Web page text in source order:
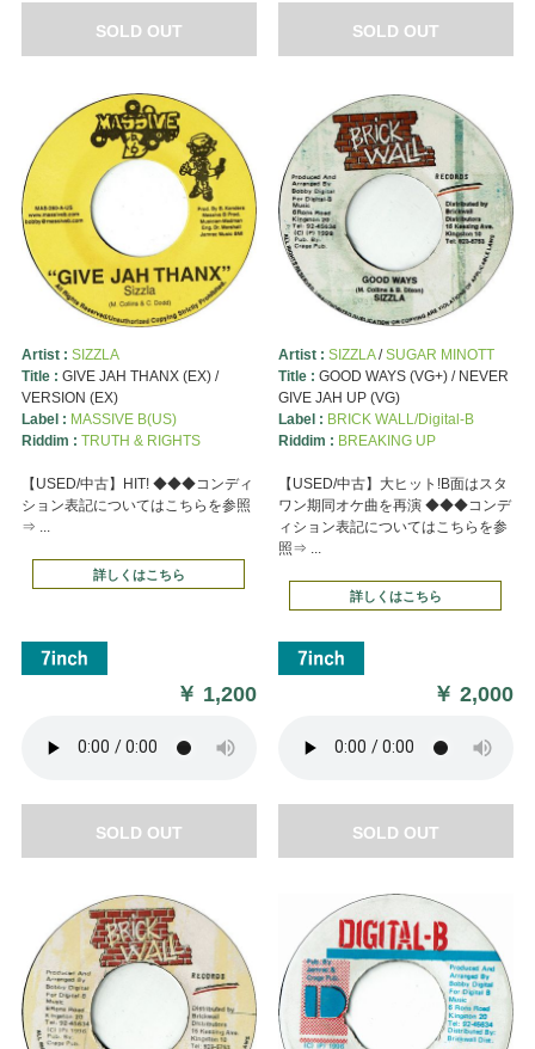
SOLD OUT SOLD OUT
Artist : SIZZLA
Title : GIVE JAH THANX (EX) /
VERSION (EX)
Label : MASSIVE B(US)
Riddim : TRUTH & RIGHTS
【USED/中古】HIT! ◆◆◆コンディ
ション表記についてはこちらを参照
⇒ ...
詳しくはこちら
￥ 1,200
SOLD OUT
Artist : SIZZLA/SUGAR MINOTT
Title : GOOD WAYS (VG+) / NEVER
GIVE JAH UP (VG)
Label : BRICK WALL/Digital-B
Riddim : BREAKING UP
【USED/中古】大ヒット!B面はスタ
ワン期同オケ曲を再演 ◆◆◆コンデ
ィション表記についてはこちらを参
照⇒ ...
詳しくはこちら
￥2,000
SOLD OUT